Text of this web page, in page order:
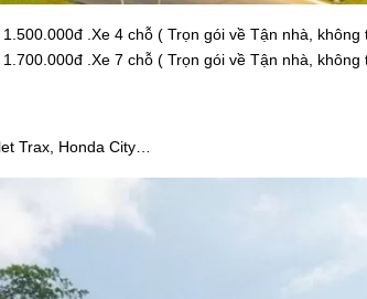
1.500.000đ .Xe 4 chỗ ( Trọn gói về Tận nhà, không
1.700.000đ .Xe 7 chỗ ( Trọn gói về Tận nhà, không
Trax, Honda City…